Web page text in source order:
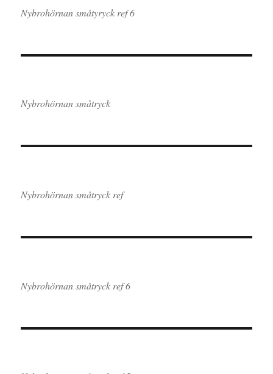
Nybrohörnan småtyryck ref 6
Nybrohörnan småtryck
Nybrohörnan småtryck ref
Nybrohörnan småtryck ref 6